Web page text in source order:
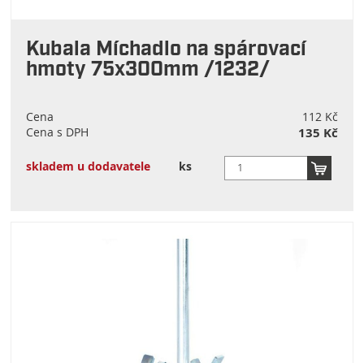
Kubala Míchadlo na spárovací
hmoty 75x300mm /1232/
Cena
112 Kč
Cena s DPH
135 Kč
skladem u dodavatele ks